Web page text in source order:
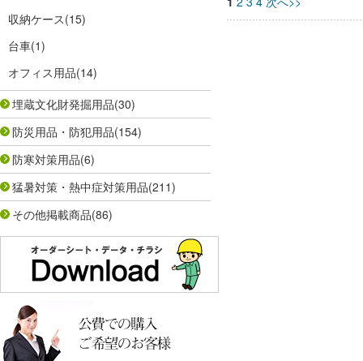
収納ケース(15)
台車(1)
オフィス用品(14)
埋蔵文化財発掘用品(30)
防災用品・防犯用品(154)
防寒対策用品(6)
猛暑対策・熱中症対策用品(211)
その他掲載商品(86)